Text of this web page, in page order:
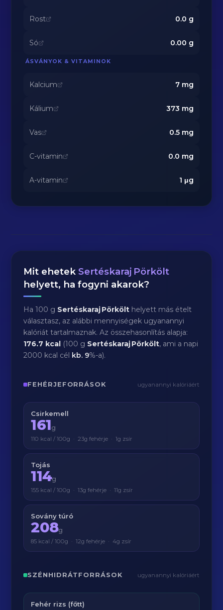
Rost 0.0 g
Só 0.00 g
ÁSVÁNYOK & VITAMINOK
Kalcium 7mg
Kálium 373 mg
Vas 0.5mg
C-vitamin 0.0 mg
A-vitamin 1 μg
Mit ehetek Sertéskaraj Pörkölt
helyett, ha fogyni akarok?
Ha 100 g Sertéskaraj Pörkölt helyett más ételt
választasz, az alábbi mennyiségek ugyanannyi
kalóriát tartalmaznak. Az összehasonlítás alapja:
176.7 kcal (100 g Sertéskaraj Pörkölt, ami a napi
2000 kcal cél kb. 9%-a).
FEHÉRJEFORRÁSOK ugyanannyi kalóriáért
Csirkemell
161g
110 kcal / 100g · 23g fehérje · 1g zsír
Tojás
114g
155 kcal / 100g · 13g fehérje · 11g zsír
Sovány túró
208g
85 kcal / 100g · 12g fehérje · 4g zsír
SZÉNHIDRÁTFORRÁSOK ugyanannyi kalóriáért
Fehér rizs (főtt)